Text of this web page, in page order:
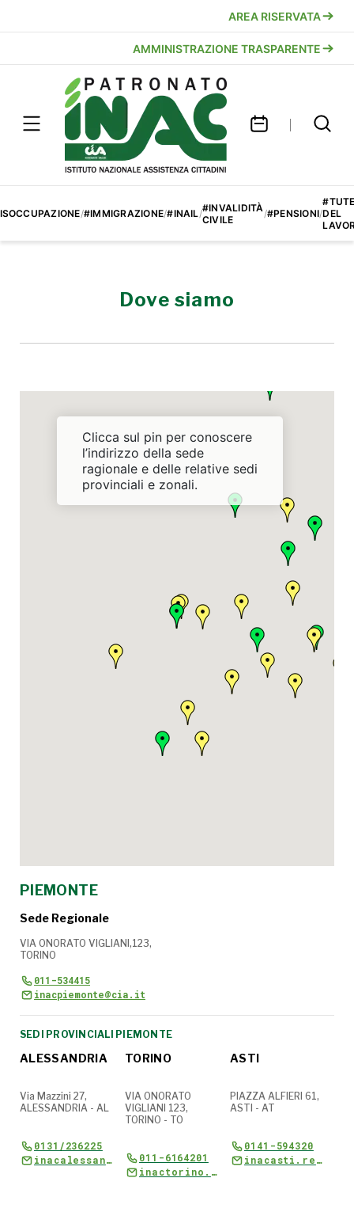
AREA RISERVATA
AMMINISTRAZIONE TRASPARENTE
/#IMMIGRAZIONE/#INAIL/#INVALIDITÀ
CIVILE
/#PENSIONI/DEL
Dove siamo
Clicca sul pin per conoscere
l’indirizzo della sede
ragionale e delle relative sedi
provinciali e zonali.
PIEMONTE
Sede Regionale
VIA ONORATO VIGLIANI,123,
TORINO
011-534415
inacpiemonte@cia.it
SEDI PROVINCIALI PIEMONTE
ALESSANDRIA
Via Mazzini 27,
ALESSANDRIA - AL
0131/236225
inacalessandria.responsabile@cia.it
TORINO
VIA ONORATO
VIGLIANI 123,
TORINO - TO
011-6164201
inactorino.responsabile@cia.it
ASTI
PIAZZA ALFIERI 61,
ASTI - AT
0141-594320
inacasti.responsabile@cia.it